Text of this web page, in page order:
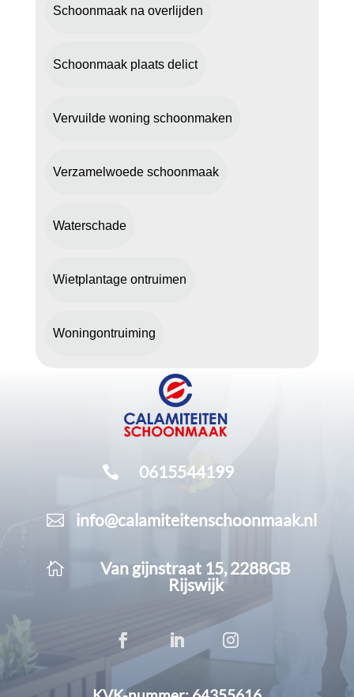
Schoonmaak na overlijden
Schoonmaak plaats delict
Vervuilde woning schoonmaken
Verzamelwoede schoonmaak
Waterschade
Wietplantage ontruimen
Woningontruiming
 0615544199
 info@calamiteitenschoonmaak.nl

Van gijnstraat 15, 2288GB
Rijswijk